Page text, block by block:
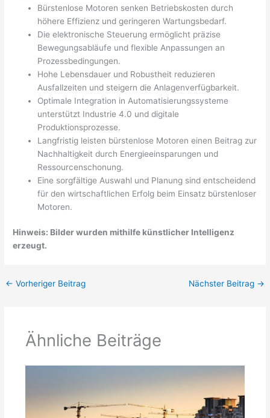
Bürstenlose Motoren senken Betriebskosten durch
höhere Effizienz und geringeren Wartungsbedarf.
Die elektronische Steuerung ermöglicht präzise
Bewegungsabläufe und flexible Anpassungen an
Prozessbedingungen.
Hohe Lebensdauer und Robustheit reduzieren
Ausfallzeiten und steigern die Anlagenverfügbarkeit.
Optimale Integration in Automatisierungssysteme
unterstützt Industrie 4.0 und digitale
Produktionsprozesse.
Langfristig leisten bürstenlose Motoren einen Beitrag zur
Nachhaltigkeit durch Energieeinsparungen und
Ressourcenschonung.
Eine sorgfältige Auswahl und Planung sind entscheidend
für den wirtschaftlichen Erfolg beim Einsatz bürstenloser
Motoren.
Hinweis: Bilder wurden mithilfe künstlicher Intelligenz
erzeugt.
← Vorheriger Beitrag Nächster Beitrag →
Ähnliche Beiträge